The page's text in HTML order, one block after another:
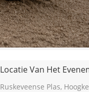
Locatie Van Het
Ruskeveense Plas,